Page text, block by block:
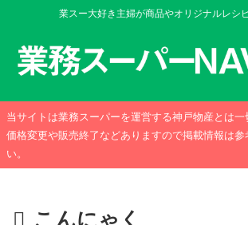
業スー大好き主婦が商品やオリジナルレシ
当サイトは業務スーパーを運営する神戸物産とは一
価格変更や販売終了などありますので掲載情報は参
い。
こんにゃく